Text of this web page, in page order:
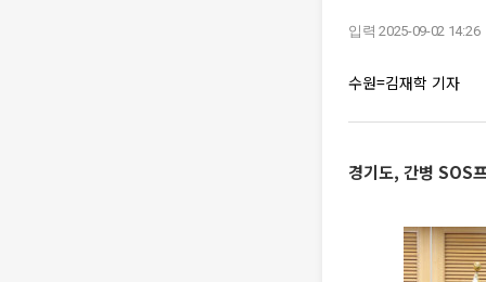
입력 2025-09-02 14:26
수원=김재학 기자
경기도, 간병 SOS